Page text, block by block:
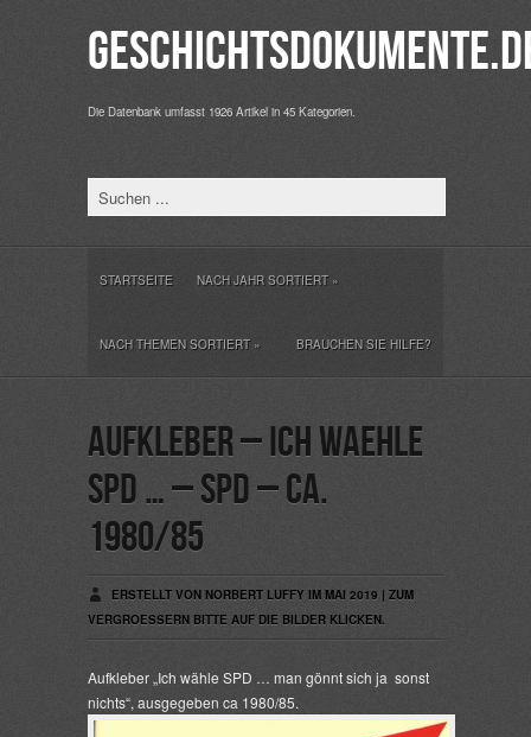
Die Datenbank umfasst 1926 Artikel in 45 Kategorien.
STARTSEITE NACH JAHR SORTIERT»
NACH THEMEN SORTIERT» BRAUCHEN SIE HILFE?
Aufkleber – Ich waehle
SPD … – SPD – ca.
1980/85
ERSTELLT VON NORBERT LUFFY IM MAI 2019 | ZUM
VERGROESSERN BITTE AUF DIE BILDER KLICKEN.
Aufkleber „Ich wähle SPD … man gönnt sich ja sonst
nichts“, ausgegeben ca 1980/85.